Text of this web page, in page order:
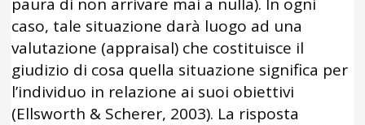
caso, tale situazione darà luogo ad una
valutazione (appraisal) che costituisce il
giudizio di cosa quella situazione significa per
l’individuo in relazione ai suoi obiettivi
(Ellsworth & Scherer, 2003). La risposta